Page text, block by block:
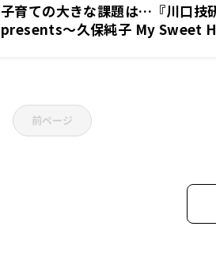
子育ての大きな課題は…『川口技
presents～久保純子 My Sweet
前ページ